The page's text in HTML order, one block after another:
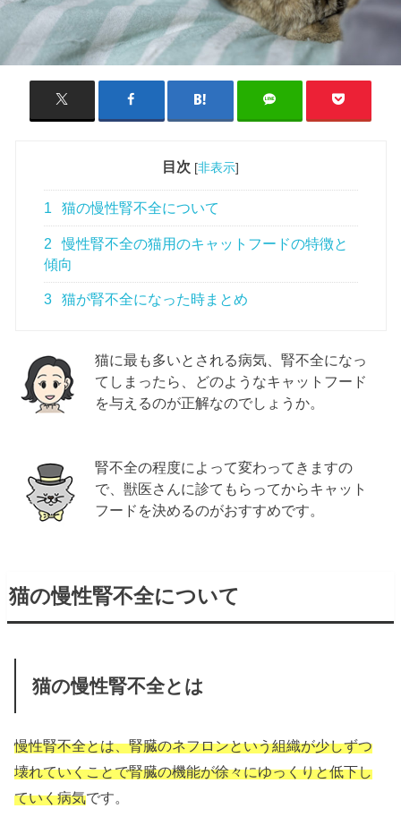
目次 [非表示]
1 猫の慢性腎不全について
2
慢性腎不全の猫用のキャットフードの特徴と
傾向
3 猫が腎不全になった時まとめ
猫に最も多いとされる病気、腎不全になっ
てしまったら、どのようなキャットフード
を与えるのが正解なのでしょうか。
腎不全の程度によって変わってきますの
で、獣医さんに診てもらってからキャット
フードを決めるのがおすすめです。
猫の慢性腎不全について
猫の慢性腎不全とは
慢性腎不全とは、腎臓のネフロンという組織が少しずつ
壊れていくことで腎臓の機能が徐々にゆっくりと低下し
ていく病気です。